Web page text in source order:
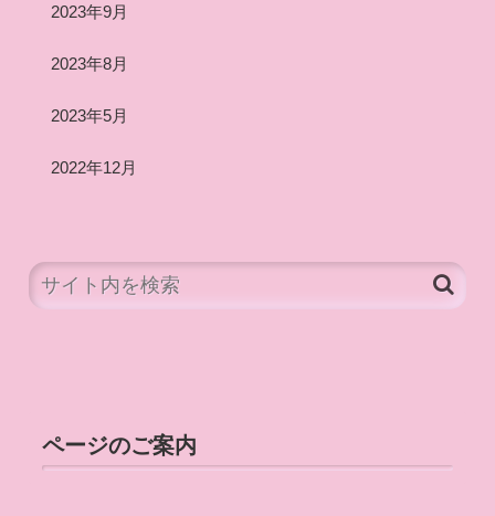
2023年9月
2023年8月
2023年5月
2022年12月
ページのご案内